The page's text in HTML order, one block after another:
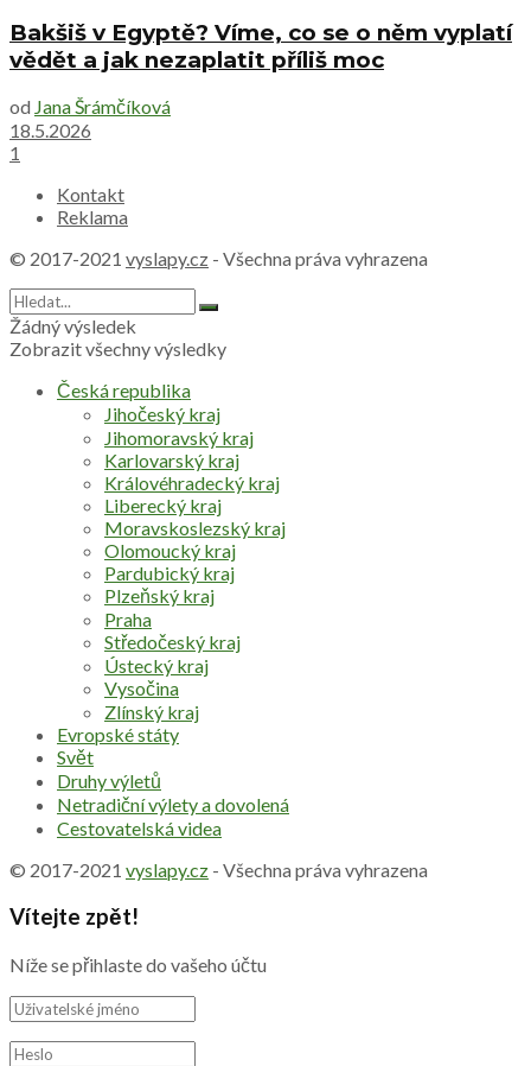
Bakšiš v Egyptě? Víme, co se o něm vyplatí
vědět a jak nezaplatit příliš moc
od Jana Šrámčíková
18.5.2026
1
Kontakt
Reklama
© 2017-2021 vyslapy.cz - Všechna práva vyhrazena
Žádný výsledek
Zobrazit všechny výsledky
Česká republika
Jihočeský kraj
Jihomoravský kraj
Karlovarský kraj
Královéhradecký kraj
Liberecký kraj
Moravskoslezský kraj
Olomoucký kraj
Pardubický kraj
Plzeňský kraj
Praha
Středočeský kraj
Ústecký kraj
Vysočina
Zlínský kraj
Evropské státy
Svět
Druhy výletů
Netradiční výlety a dovolená
Cestovatelská videa
© 2017-2021 vyslapy.cz - Všechna práva vyhrazena
Vítejte zpět!
Níže se přihlaste do vašeho účtu